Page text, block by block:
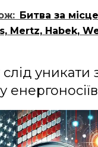
Битва за
Mertz, Habek,
уникати